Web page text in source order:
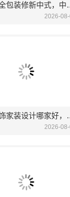
自建房全包装修新中
2026-
品质装饰家装设计哪
2026-